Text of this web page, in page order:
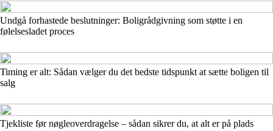
Undgå forhastede beslutninger: Boligrådgivning som støtte i en
følelsesladet proces
Timing er alt: Sådan vælger du det bedste tidspunkt at sætte boligen til
salg
Tjekliste før nøgleoverdragelse – sådan sikrer du, at alt er på plads